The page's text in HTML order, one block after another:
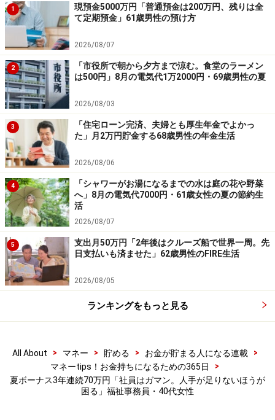
投資や資産運用に関する最終的なご判断はご自身の責任において
行ってください。
掲載情報の正確性・完全性については十分に配慮しております
が、その内容を保証するものではなく、これに基づく損失・損害
などについて当社は一切の責任を負いません。
最新の情報や詳細については、必ず各金融機関やサービス提供者
の公式情報をご確認ください。
【編集部からのお知らせ】
・「家計」について、アンケート（2026/8/31まで）を実施
中です！
※抽選で20名にAmazonギフト券1000円分プレゼント
※謝礼付きの限定アンケートやモニター企画に参加が可能に
なります
1
現預金5000万円「普通預金は200万円、残りは全
て定期預金」61歳男性の預け方
2026/08/07
2
「市役所で朝から夕方まで涼む。食堂のラーメン
は500円」8月の電気代1万2000円・69歳男性の夏
2026/08/03
3
「住宅ローン完済、夫婦とも厚生年金でよかっ
た」月2万円貯金する68歳男性の年金生活
2026/08/06
4
「シャワーがお湯になるまでの水は庭の花や野菜
へ」8月の電気代7000円・61歳女性の夏の節約生
活
2026/08/07
5
支出月50万円「2年後はクルーズ船で世界一周。先
日支払いも済ませた」62歳男性のFIRE生活
2026/08/05
ランキングをもっと見る
All About > マネー > 貯める > お金が貯まる人になる連載
>
マネーtips！お金持ちになるための365日
>
夏ボーナス3年連続70万円「社員はガマン。人手が足りないほうが
困る」福祉事務員・40代女性